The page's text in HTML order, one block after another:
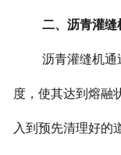
二、沥青灌缝
沥青灌缝机通
度，使其达到熔融
入到预先清理好的